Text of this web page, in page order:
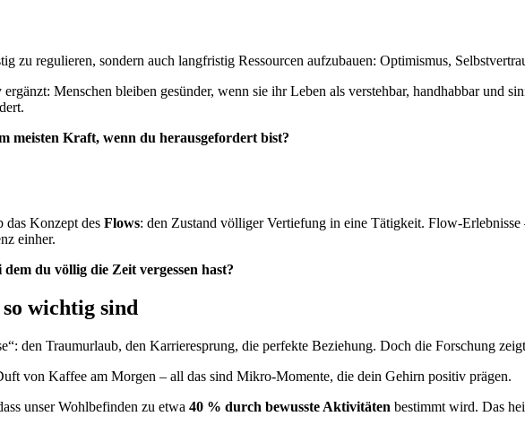
zu regulieren, sondern auch langfristig Ressourcen aufzubauen: Optimismus,
Menschen bleiben gesünder, wenn sie ihr Leben als verstehbar, handhabbar und
meisten Kraft, wenn du herausgefordert bist?
das Konzept des Flows: den Zustand völliger Vertiefung in eine Tätigkeit. Flow-
einher.
du völlig die Zeit vergessen hast?
wichtig sind
den Traumurlaub, den Karrieresprung, die perfekte Beziehung. Doch die Forschung
von Kaffee am Morgen – all das sind Mikro-Momente, die dein Gehirn positiv prägen.
unser Wohlbefinden zu etwa 40 % durch bewusste Aktivitäten bestimmt wird. Das